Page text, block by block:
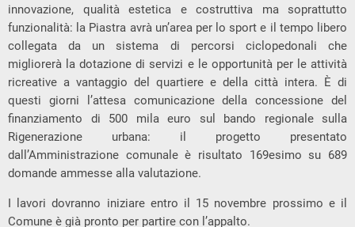
innovazione, qualità estetica e costruttiva ma soprattutto
funzionalità: la Piastra avrà un’area per lo sport e il tempo libero
collegata da un sistema di percorsi ciclopedonali che
migliorerà la dotazione di servizi e le opportunità per le attività
ricreative a vantaggio del quartiere e della città intera. È di
questi giorni l’attesa comunicazione della concessione del
finanziamento di 500 mila euro sul bando regionale sulla
Rigenerazione urbana: il progetto presentato
dall’Amministrazione comunale è risultato 169esimo su 689
domande ammesse alla valutazione.
I lavori dovranno iniziare entro il 15 novembre prossimo e il
Comune è già pronto per partire con l’appalto.